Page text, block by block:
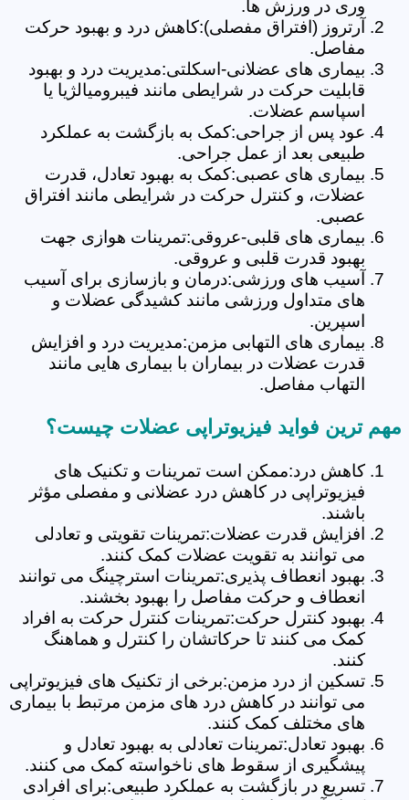
وری در ورزش ها.
آرتروز (افتراق مفصلی):کاهش درد و بهبود حرکت
مفاصل.
بیماری های عضلانی-اسکلتی:مدیریت درد و بهبود
قابلیت حرکت در شرایطی مانند فیبرومیالژیا یا
اسپاسم عضلات.
عود پس از جراحی:کمک به بازگشت به عملکرد
طبیعی بعد از عمل جراحی.
بیماری های عصبی:کمک به بهبود تعادل، قدرت
عضلات، و کنترل حرکت در شرایطی مانند افتراق
عصبی.
بیماری های قلبی-عروقی:تمرینات هوازی جهت
بهبود قدرت قلبی و عروقی.
آسیب های ورزشی:درمان و بازسازی برای آسیب
های متداول ورزشی مانند کشیدگی عضلات و
اسپرین.
بیماری های التهابی مزمن:مدیریت درد و افزایش
قدرت عضلات در بیماران با بیماری هایی مانند
التهاب مفاصل.
مهم ترین فواید فیزیوتراپی عضلات چیست؟
کاهش درد:ممکن است تمرینات و تکنیک های
فیزیوتراپی در کاهش درد عضلانی و مفصلی مؤثر
باشند.
افزایش قدرت عضلات:تمرینات تقویتی و تعادلی
می توانند به تقویت عضلات کمک کنند.
بهبود انعطاف پذیری:تمرینات استرچینگ می توانند
انعطاف و حرکت مفاصل را بهبود بخشند.
بهبود کنترل حرکت:تمرینات کنترل حرکت به افراد
کمک می کنند تا حرکاتشان را کنترل و هماهنگ
کنند.
تسکین از درد مزمن:برخی از تکنیک های فیزیوتراپی
می توانند در کاهش درد های مزمن مرتبط با بیماری
های مختلف کمک کنند.
بهبود تعادل:تمرینات تعادلی به بهبود تعادل و
پیشگیری از سقوط های ناخواسته کمک می کنند.
تسریع در بازگشت به عملکرد طبیعی:برای افرادی